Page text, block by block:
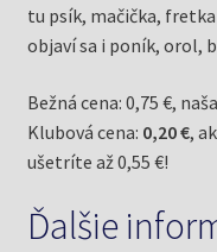
tu psík, mačička,
objaví sa i poník, orol,
Bežná cena: 0,75 €,
Klubová cena: 0,20 €,
ušetríte až 0,55 €!
Ďalšie